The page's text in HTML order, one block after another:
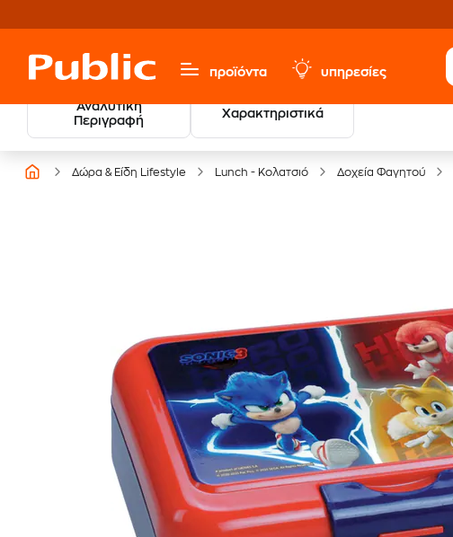
προϊόντα υπηρεσίες
Αναλυτική
Περιγραφή
Χαρακτηριστικά
Βρες τους νικητές
των Βραβείων Βιβλίου
Δώρα & Είδη Lifestyle Lunch - Κολατσιό Δοχεία Φαγητού